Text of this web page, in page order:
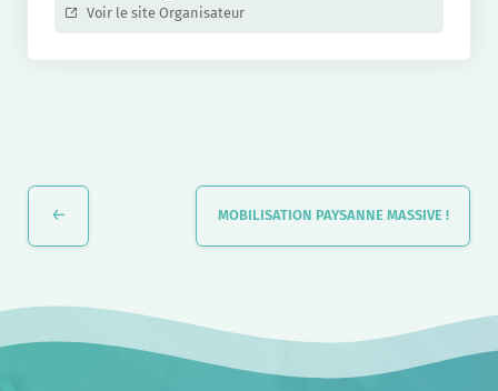
b
k
Voir le site Organisateur
Évènement
MOBILISATION PAYSANNE MASSIVE !